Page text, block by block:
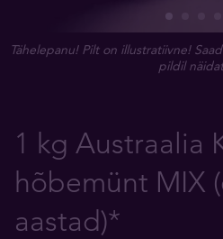
Tähelepanu! Pilt on illustratiivne!
pildil
1 kg Austraalia
hõbemünt MIX
aastad)*